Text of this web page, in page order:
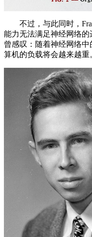
不过，与此同时，
能力无法满足神经网络
曾感叹：随着神经网络
算机的负载将会越来越重